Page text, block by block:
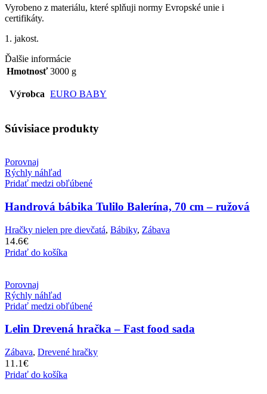
Vyrobeno z materiálu, které splňuji normy Evropské unie i
certifikáty.
1. jakost.
Ďalšie informácie
Hmotnosť 3000 g
Výrobca EURO BABY
Súvisiace produkty
Porovnaj
Rýchly náhľad
Pridať medzi obľúbené
Handrová bábika Tulilo Balerína, 70 cm – ružová
Hračky nielen pre dievčatá, Bábiky, Zábava
14.6€
Pridať do košíka
Porovnaj
Rýchly náhľad
Pridať medzi obľúbené
Lelin Drevená hračka – Fast food sada
Zábava, Drevené hračky
11.1€
Pridať do košíka